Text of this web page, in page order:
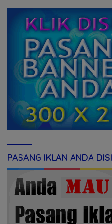
PASANG IKLAN ANDA